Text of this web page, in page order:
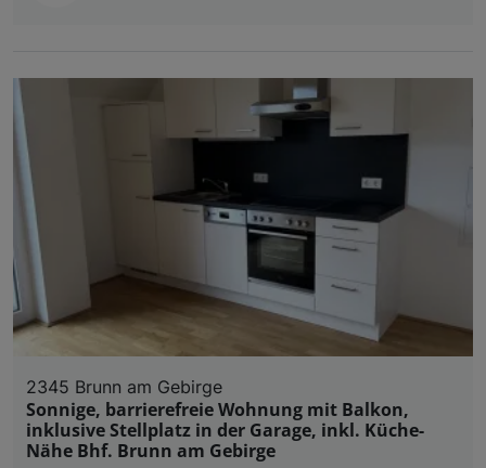
2345 Brunn am Gebirge
Sonnige, barrierefreie Wohnung mit Balkon,
inklusive Stellplatz in der Garage, inkl. Küche-
Nähe Bhf. Brunn am Gebirge